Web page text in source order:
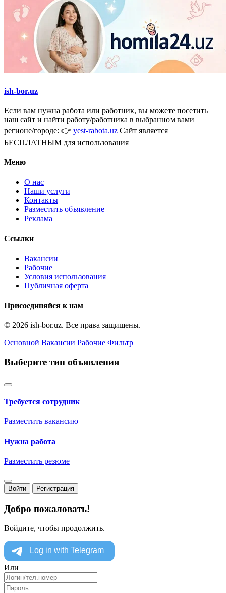
ish-bor.uz
Если вам нужна работа или работник, вы можете посетить
наш сайт и найти работу/работника в выбранном вами
регионе/городе: 👉 yest-rabota.uz Сайт является
БЕСПЛАТНЫМ для использования
Меню
О нас
Наши услуги
Контакты
Разместить объявление
Реклама
Ссылки
Вакансии
Рабочие
Условия использования
Публичная оферта
Присоединяйся к нам
© 2026 ish-bor.uz. Все права защищены.
Основной Вакансии Рабочие Фильтр
Выберите тип объявления
Требуется сотрудник
Разместить вакансию
Нужна работа
Разместить резюме
Войти Регистрация
Добро пожаловать!
Войдите, чтобы продолжить.
Или